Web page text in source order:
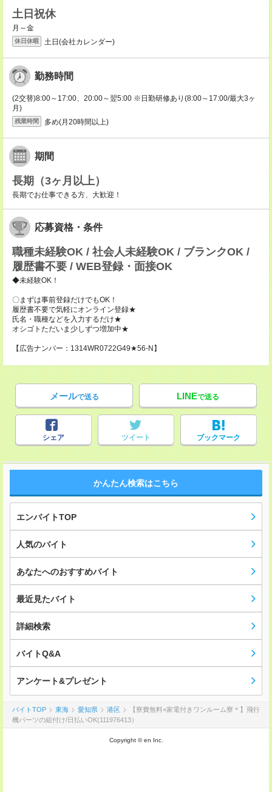
土日祝休
月～金
休日休暇 土日(会社カレンダー)
勤務時間
(2交替)8:00～17:00、20:00～翌5:00 ※日勤研修あり(8:00～17:00/最大3ヶ
月)
残業時間 多め(月20時間以上)
期間
長期（3ヶ月以上）
長期でお仕事できる方、大歓迎！
応募資格・条件
職種未経験OK / 社会人未経験OK / ブランクOK /
履歴書不要 / WEB登録・面接OK
◆未経験OK！
〇まずは事前登録だけでもOK！
履歴書不要で気軽にオンライン登録★
氏名・職種などを入力するだけ★
オシゴトただいま少しずつ増加中★
【広告ナンバー：1314WR0722G49★56-N】
メールで送る LINEで送る
シェア ツイート ブックマーク
かんたん検索はこちら
エンバイトTOP
人気のバイト
あなたへのおすすめバイト
最近見たバイト
詳細検索
バイトQ&A
アンケート&プレゼント
バイトTOP 東海 愛知県 港区
【寮費無料×家電付きワンルーム寮＊】飛行
機パーツの組付け/日払いOK(111976413）
Copyright © en Inc.